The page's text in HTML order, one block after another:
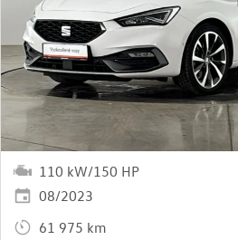
110 kW/150 HP
08/2023
61 975 km